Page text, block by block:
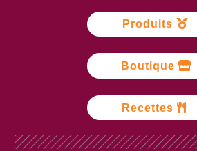
Produits
Boutique
Recettes